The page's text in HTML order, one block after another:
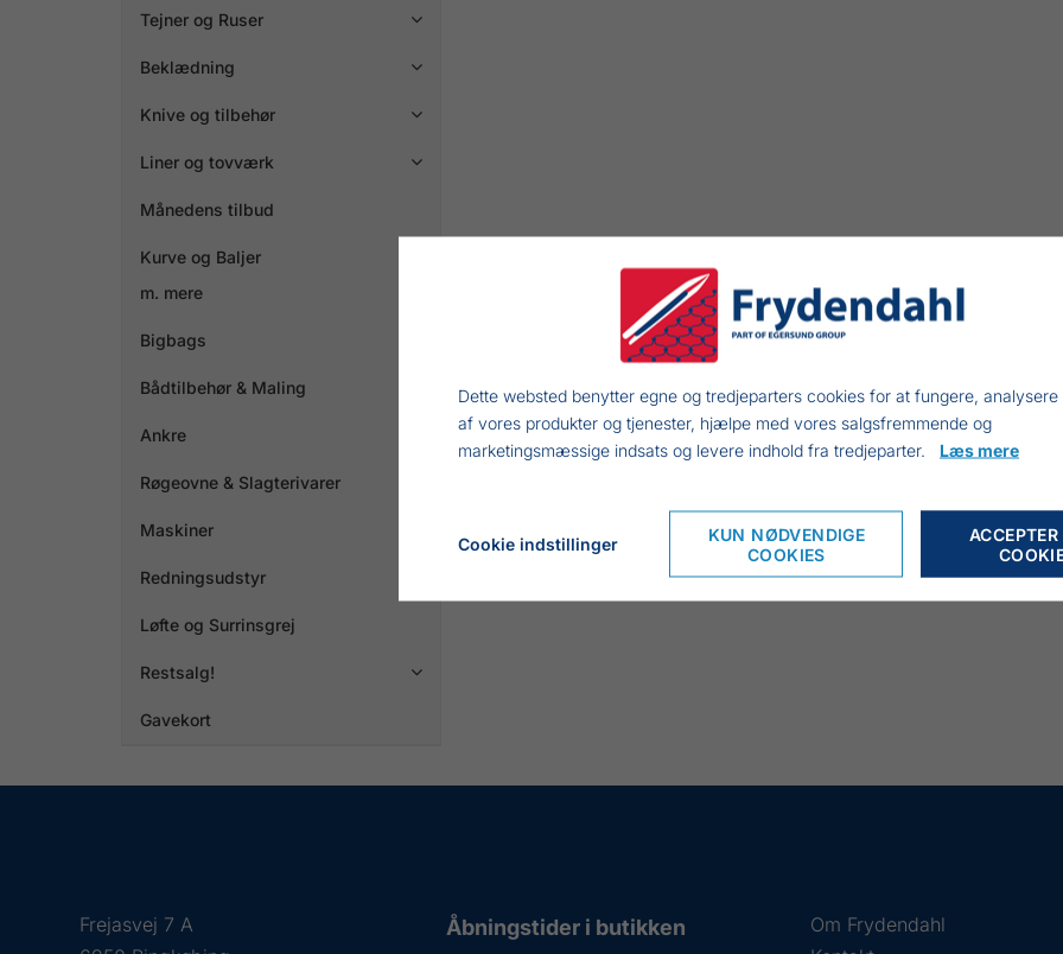
Tejner og Ruser 
Beklædning 
Knive og tilbehør 
Liner og tovværk 
Månedens tilbud
Kurve og Baljer
m. mere
Bigbags
Bådtilbehør & Maling
Ankre
Røgeovne & Slagterivarer
Maskiner
Redningsudstyr
Løfte og Surrinsgrej
Restsalg! 
Gavekort
Frejasvej 7 A
Åbningstider i butikken
Om Frydendahl
Dette websted benytter egne og tredjeparters cookies for at fungere, analysere
af vores produkter og tjenester, hjælpe med vores salgsfremmende og
marketingsmæssige indsats og levere indhold fra tredjeparter. Læs mere
Cookie indstillinger
KUN NØDVENDIGE
COOKIES